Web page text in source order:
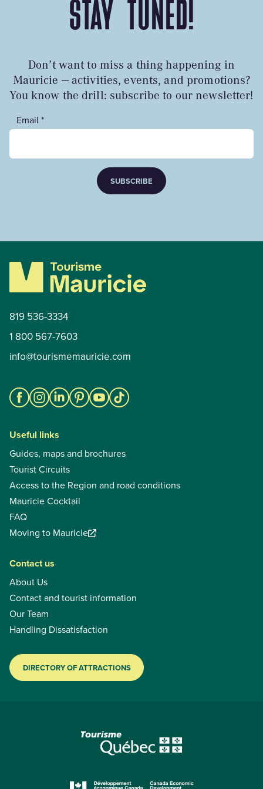
STAY TUNED!
Don’t want to miss a thing happening in
Mauricie — activities, events, and promotions?
You know the drill: subscribe to our newsletter!
Email *
SUBSCRIBE
819 536-3334
1 800 567-7603
info@tourismemauricie.com
Useful links
Guides, maps and brochures
Tourist Circuits
Access to the Region and road conditions
Mauricie Cocktail
FAQ
Moving to Mauricie
Contact us
About Us
Contact and tourist information
Our Team
Handling Dissatisfaction
DIRECTORY OF ATTRACTIONS